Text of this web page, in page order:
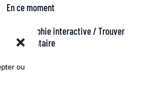
ou
En ce moment
Cartographie interactive / Trouver
un prestataire